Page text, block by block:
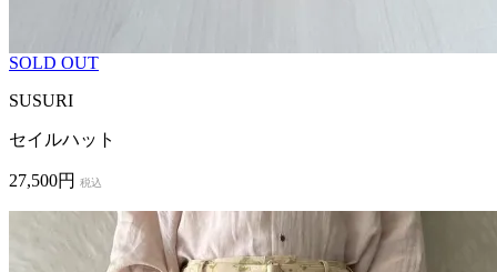
SOLD OUT
SUSURI
セイルハット
27,500円 税込